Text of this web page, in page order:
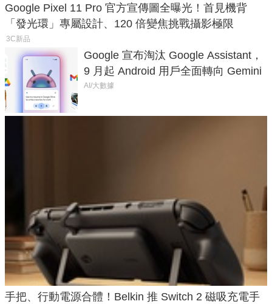
Google Pixel 11 Pro 官方宣傳圖全曝光！首見機背
「發光環」專屬設計、120 倍變焦挑戰攝影極限
3C新品
Google 宣布淘汰 Google Assistant，
9 月起 Android 用戶全面轉向 Gemini
AI/大數據
手把、行動電源合體！Belkin 推 Switch 2 磁吸充電手